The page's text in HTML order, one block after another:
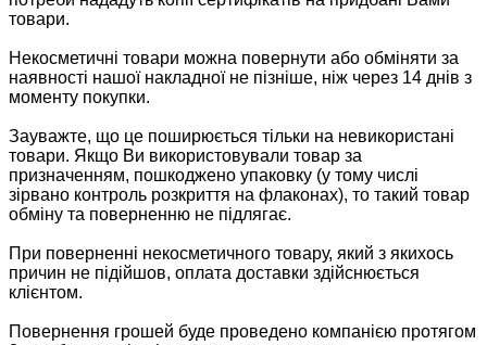
товари.
Некосметичні товари можна повернути або обміняти за
наявності нашої накладної не пізніше, ніж через 14 днів з
моменту покупки.
Зауважте, що це поширюється тільки на невикористані
товари. Якщо Ви використовували товар за
призначенням, пошкоджено упаковку (у тому числі
зірвано контроль розкриття на флаконах), то такий товар
обміну та поверненню не підлягає.
При поверненні некосметичного товару, який з якихось
причин не підійшов, оплата доставки здійснюється
клієнтом.
Повернення грошей буде проведено компанією протягом